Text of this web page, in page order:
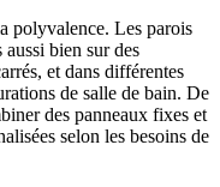
polyvalence. Les parois
bien sur des
et dans différentes
de salle de bain. De
des panneaux fixes et
selon les besoins de